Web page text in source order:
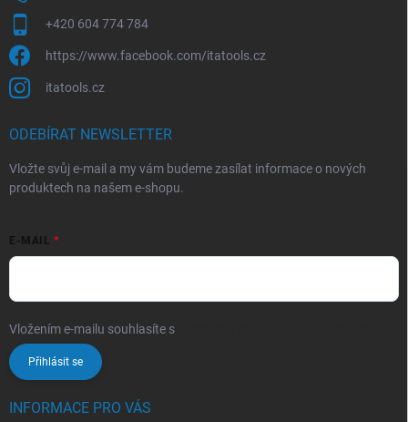
+420 604 774 784
https://www.facebook.com/itatools.cz
itatools.cz
ODEBÍRAT NEWSLETTER
Vložte svůj e-mail a my vám budeme zasílat informace o nových
produktech na našem e-shopu.
E-MAIL
Vložením e-mailu souhlasíte s
Přihlásit se
INFORMACE PRO VÁS